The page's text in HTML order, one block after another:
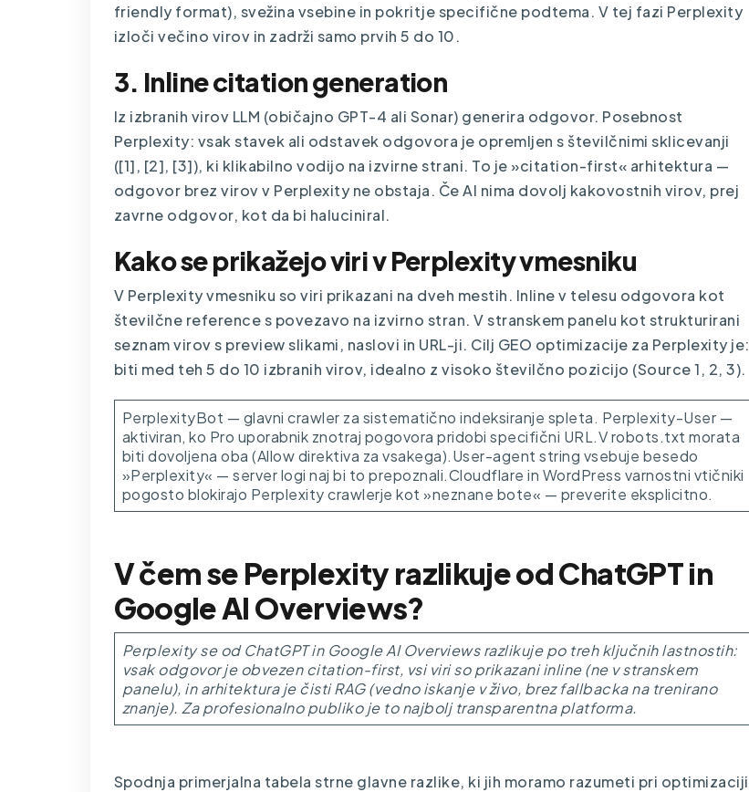
friendly format), svežina vsebine in pokritje specifične podtema. V tej fazi Perplexity
izloči večino virov in zadrži samo prvih 5 do 10.
3. Inline citation generation
Iz izbranih virov LLM (običajno GPT-4 ali Sonar) generira odgovor. Posebnost
Perplexity: vsak stavek ali odstavek odgovora je opremljen s številčnimi sklicevanji
([1], [2], [3]), ki klikabilno vodijo na izvirne strani. To je »citation-first« arhitektura —
odgovor brez virov v Perplexity ne obstaja. Če AI nima dovolj kakovostnih virov, prej
zavrne odgovor, kot da bi haluciniral.
Kako se prikažejo viri v Perplexity vmesniku
V Perplexity vmesniku so viri prikazani na dveh mestih. Inline v telesu odgovora kot
številčne reference s povezavo na izvirno stran. V stranskem panelu kot strukturirani
seznam virov s preview slikami, naslovi in URL-ji. Cilj GEO optimizacije za Perplexity je:
biti med teh 5 do 10 izbranih virov, idealno z visoko številčno pozicijo (Source 1, 2, 3).
PerplexityBot — glavni crawler za sistematično indeksiranje spleta. Perplexity-User —
aktiviran, ko Pro uporabnik znotraj pogovora pridobi specifični URL.V robots.txt morata
biti dovoljena oba (Allow direktiva za vsakega).User-agent string vsebuje besedo
»Perplexity« — server logi naj bi to prepoznali.Cloudflare in WordPress varnostni vtičniki
pogosto blokirajo Perplexity crawlerje kot »neznane bote« — preverite eksplicitno.
V čem se Perplexity razlikuje od ChatGPT in
Google AI Overviews?
Perplexity se od ChatGPT in Google AI Overviewsrazlikuje po treh ključnih lastnostih:
vsak odgovor je obvezen citation-first, vsi viri so prikazani inline (ne v stranskem
panelu), in arhitektura je čisti RAG (vedno iskanje v živo, brez fallbacka na trenirano
znanje). Za profesionalno publiko je to najbolj transparentna platforma.
Spodnja primerjalna tabela strne glavne razlike, ki jih moramo razumeti pri optimizaciji